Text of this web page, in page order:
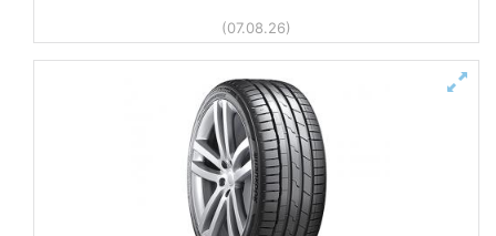
(07.08.26)